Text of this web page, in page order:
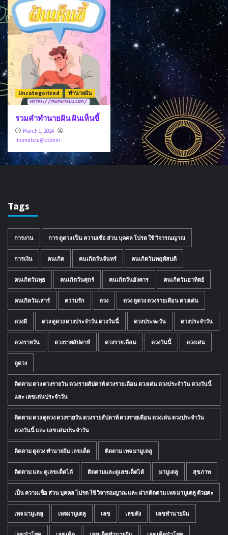
Uncategorized ทำนายฝัน
รวมคำทำนายฝัน ฝันเห็นขี้
March 1, 2024
mumutelu@admin
Tags
การงาน การ ดูดวง เป็น ความเชื่อ ส่วน บุคคล โปรด ใช้ วิจารณญาณ
การเงิน คนเกิด คนเกิดวันจันทร์ คนเกิดวันพฤหัสบดี
คนเกิดวันพุธ คนเกิดวันศุกร์ คนเกิดวันอังคาร คนเกิดวันอาทิตย์
คนเกิดวันเสาร์ ความรัก ดวง ดวง ดูดวง ดวงรายเดือน ดวงเด่น
ดวงดี ดวง ดูดวง ดวงประจำวัน ดวงวันนี้ ดวงประจะวัน ดวงประจำวัน
ดวงรายวัน ดวงรายสัปดาห์ ดวงรายเดือน ดวงวันนี้ ดวงเด่น
ดูดวง
ติดตาม ดวง ดวงรายวัน ดวงรายสัปดาห์ ดวงรายเดือน ดวงเด่น ดวงประจำวัน ดวงวันนี้
และ เลขเด่นประจำวัน
ติดตาม ดวง ดูดวง ดวงรายวัน ดวงรายสัปดาห์ ดวงรายเดือน ดวงเด่น ดวงประจำวัน
ดวงวันนี้ และ เลขเด่นประจำวัน
ติดตาม ดูดวง ทำนายฝัน เลขเด็ด ติดตาม เพจ มามูเตลู
ติดตาม และ ดูเลขเด็ดได้ ติดตามและดูเลขเด็ดได้ มามูเตลู สุขภาพ
เป็น ความเชื่อ ส่วน บุคคล โปรด ใช้ วิจารณญาณ และ ฝากติดตาม เพจ มามูเตลู ด้วยคะ
เพจ มามูเตลู เพจมามูเตลู เลข เลขดัง เลขทำนายฝัน